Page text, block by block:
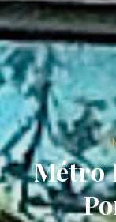
Métro